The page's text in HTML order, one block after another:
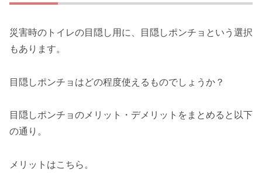
災害時のトイレの目隠し用に、目隠しポンチョという選択
もあります。
目隠しポンチョはどの程度使えるものでしょうか？
目隠しポンチョのメリット・デメリットをまとめると以下
の通り。
メリットはこちら。